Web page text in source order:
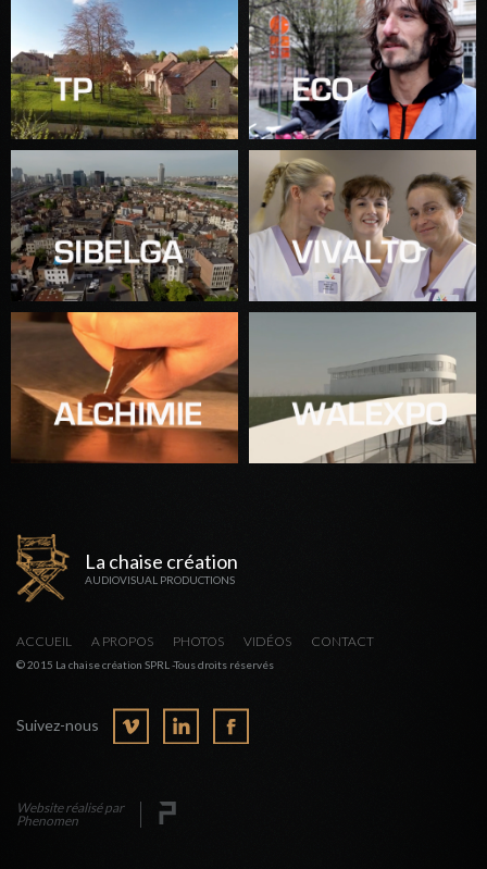
La chaise création
AUDIOVISUAL PRODUCTIONS
ACCUEIL A PROPOS PHOTOS VIDÉOS CONTACT
© 2015 La chaise création SPRL -Tous droits réservés
Suivez-nous
Website réalisé par
Phenomen